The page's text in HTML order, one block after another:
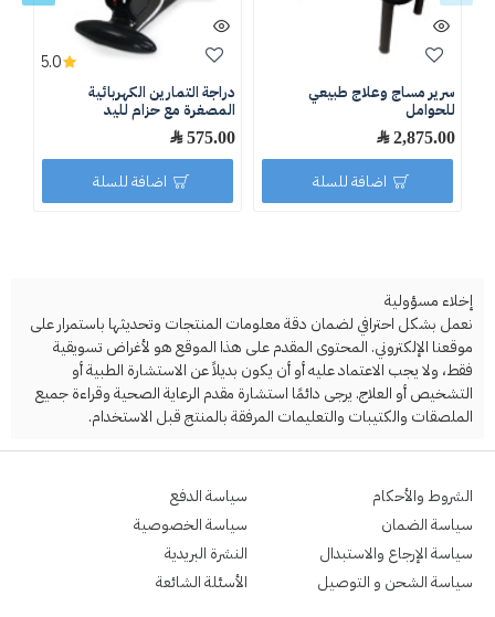
سرير مساج وعلاج طبيعي
للحوامل
2,875.00 ﷼
اضافة للسلة
دراجة التمارين الكهربائية
المصغرة مع حزام لليد
575.00 ﷼
5.0
اضافة للسلة
إخلاء مسؤولية
نعمل بشكل احترافي لضمان دقة معلومات المنتجات وتحديثها باستمرار على
موقعنا الإلكتروني. المحتوى المقدم على هذا الموقع هو لأغراض تسويقية
فقط، ولا يجب الاعتماد عليه أو أن يكون بديلاً عن الاستشارة الطبية أو
التشخيص أو العلاج. يرجى دائمًا استشارة مقدم الرعاية الصحية وقراءة جميع
الملصقات والكتيبات والتعليمات المرفقة بالمنتج قبل الاستخدام.
الشروط والأحكام
سياسة الضمان
سياسة الإرجاع والاستبدال
سياسة الشحن و التوصيل
سياسة الدفع
سياسة الخصوصية
النشرة البريدية
الأسئلة الشائعة